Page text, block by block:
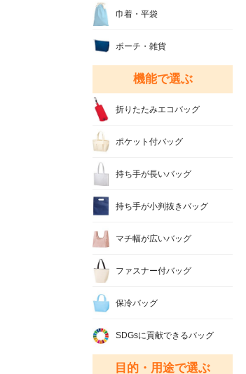
巾着・平袋
ポーチ・雑貨
機能で選ぶ
折りたたみエコバッグ
ポケット付バッグ
持ち手が長いバッグ
持ち手が小判抜きバッグ
マチ幅が広いバッグ
ファスナー付バッグ
保冷バッグ
SDGsに貢献できるバッグ
目的・用途で選ぶ